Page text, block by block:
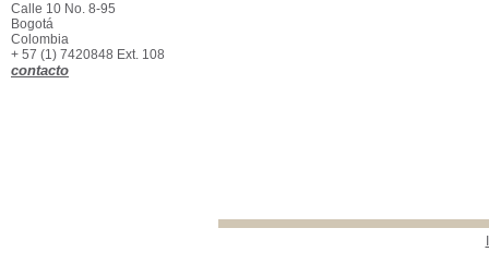
Calle 10 No. 8-95
Bogotá
Colombia
+ 57 (1) 7420848 Ext. 108
contacto